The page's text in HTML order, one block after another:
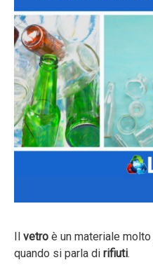
Il vetro è un materiale
quando si parla di rifiuti.